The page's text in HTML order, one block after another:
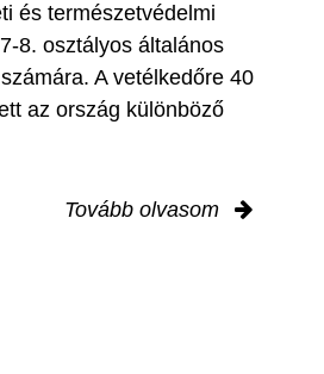
és természetvédelmi
8. osztályos általános
A vetélkedőre 40
az ország különböző
Tovább olvasom